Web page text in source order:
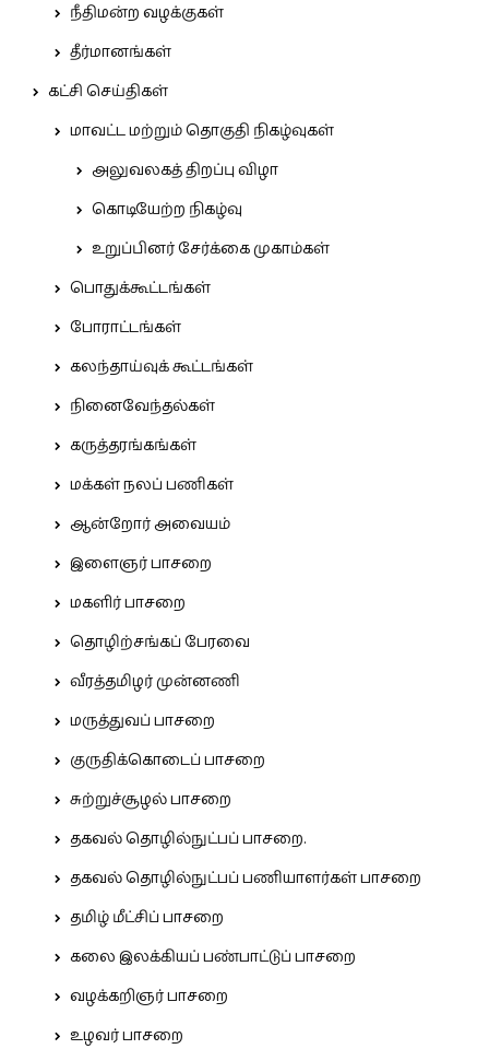
நீதிமன்ற வழக்குகள்
தீர்மானங்கள்
கட்சி செய்திகள்
மாவட்ட மற்றும் தொகுதி நிகழ்வுகள்
அலுவலகத் திறப்பு விழா
கொடியேற்ற நிகழ்வு
உறுப்பினர் சேர்க்கை முகாம்கள்
பொதுக்கூட்டங்கள்
போராட்டங்கள்
கலந்தாய்வுக் கூட்டங்கள்
நினைவேந்தல்கள்
கருத்தரங்கங்கள்
மக்கள் நலப் பணிகள்
ஆன்றோர் அவையம்
இளைஞர் பாசறை
மகளிர் பாசறை
தொழிற்சங்கப் பேரவை
வீரத்தமிழர் முன்னணி
மருத்துவப் பாசறை
குருதிக்கொடைப் பாசறை
சுற்றுச்சூழல் பாசறை
தகவல் தொழில்நுட்பப் பாசறை.
தகவல் தொழில்நுட்பப் பணியாளர்கள் பாசறை
தமிழ் மீட்சிப் பாசறை
கலை இலக்கியப் பண்பாட்டுப் பாசறை
வழக்கறிஞர் பாசறை
உழவர் பாசறை